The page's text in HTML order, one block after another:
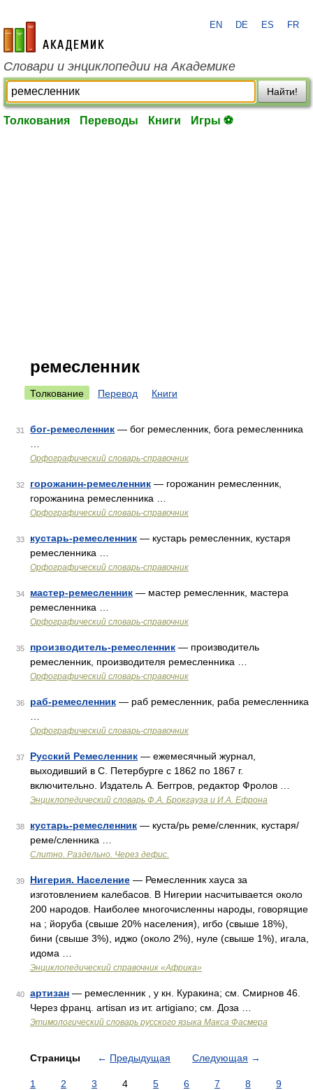
academic.ru
EN DE ES FR
Словари и энциклопедии на Академике
Найти!
Толкования Переводы Книги Игры ⚽
ремесленник
Толкование Перевод Книги
31 бог-ремесленник — бог ремесленник, бога ремесленника
Орфографический словарь-справочник
32 горожанин-ремесленник — горожанин ремесленник,
горожанина ремесленника …
Орфографический словарь-справочник
33 кустарь-ремесленник — кустарь ремесленник, кустаря
ремесленника …
Орфографический словарь-справочник
34 мастер-ремесленник — мастер ремесленник, мастера
ремесленника …
Орфографический словарь-справочник
35 производитель-ремесленник — производитель
ремесленник, производителя ремесленника …
Орфографический словарь-справочник
36 раб-ремесленник — раб ремесленник, раба ремесленника
Орфографический словарь-справочник
37 Русский Ремесленник — ежемесячный журнал,
выходивший в С. Петербурге с 1862 по 1867 г.
включительно. Издатель А. Беггров, редактор Фролов …
Энциклопедический словарь Ф.А. Брокгауза и И.А. Ефрона
38 кустарь-ремесленник — куста/рь реме/сленник, кустаря/
реме/сленника …
Слитно. Раздельно. Через дефис.
39 Нигерия. Население — Ремесленник хауса за
изготовлением калебасов. В Нигерии насчитывается около
200 народов. Наиболее многочисленны народы, говорящие
на ; йоруба (свыше 20% населения), игбо (свыше 18%),
бини (свыше 3%), иджо (около 2%), нуле (свыше 1%), игала,
идома …
Энциклопедический справочник «Африка»
40 артизан — ремесленник , у кн. Куракина; см. Смирнов 46.
Через франц. artisan из ит. artigiano; см. Доза …
Этимологический словарь русского языка Макса Фасмера
Страницы ← Предыдущая Следующая →
1 2 3 4 5 6 7 8
9